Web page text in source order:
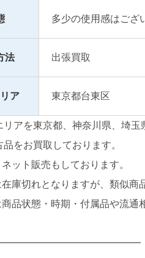
多少の使用感はござ
法 出張買取
ア 東京都台東区
アを東京都、神奈川県、埼玉
をお買取しております。
ット販売もしております。
庫切れとなりますが、類似商
品状態・時期・付属品や流通